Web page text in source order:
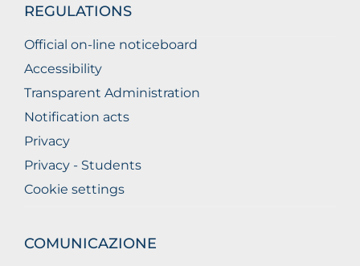
REGULATIONS
Official on-line noticeboard
Accessibility
Transparent Administration
Notification acts
Privacy
Privacy - Students
Cookie settings
COMUNICAZIONE